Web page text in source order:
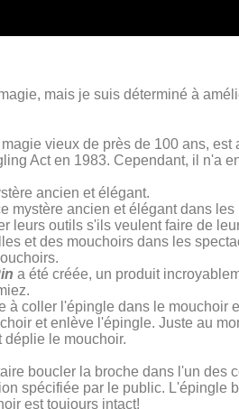
mais je suis déterminé à
magie vieux de près de 100 ans,
Act en 1983. Cependant, il n'a
ancien et élégant.
mystère ancien et élégant dans les
leurs outils s'ils veulent faire de
et des mouchoirs dans les
a été créée, un produit
à coller l'épingle dans le mouchoir
et enlève l'épingle. Juste au
déplie le mouchoir.
boucler la broche dans l'un
spécifiée par le public. L'épingle
est toujours intact!